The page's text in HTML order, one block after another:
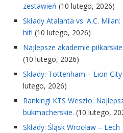
zestawień (10 lutego, 2026)
Składy Atalanta vs. A.C.
hit! (10 lutego, 2026)
Najlepsze akademie
(10 lutego, 2026)
Składy: Tottenham – Lion
lutego, 2026)
Rankingi KTS Weszło:
bukmacherskie. (10 lutego,
Składy: Śląsk Wrocław –